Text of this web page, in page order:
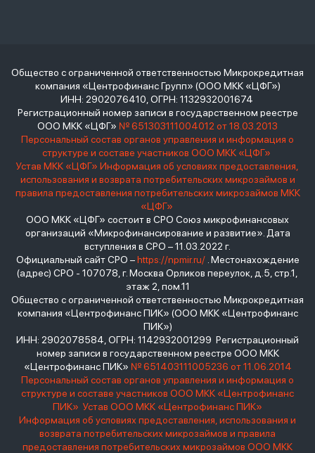
Общество с ограниченной ответственностью Микрокредитная
компания «Центрофинанс Групп» (ООО МКК «ЦФГ»)
ИНН: 2902076410, ОГРН: 1132932001674
Регистрационный номер записи в государственном реестре
ООО МКК «ЦФГ» № 651303111004012 от 18.03.2013
Персональный состав органов управления и информация о
структуре и составе участников ООО МКК «ЦФГ»
Устав МКК «ЦФГ» Информация об условиях предоставления,
использования и возврата потребительских микрозаймов и
правила предоставления потребительских микрозаймов МКК
«ЦФГ»
ООО МКК «ЦФГ» состоит в СРО Союз микрофинансовых
организаций «Микрофинансирование и развитие». Дата
вступления в СРО – 11.03.2022 г.
Официальный сайт СРО –https://npmir.ru/. Местонахождение
(адрес) СРО - 107078, г. Москва Орликов переулок, д.5, стр.1,
этаж 2, пом.11
Общество с ограниченной ответственностью Микрокредитная
компания «Центрофинанс ПИК» (ООО МКК «Центрофинанс
ПИК»)
ИНН: 2902078584, ОГРН: 1142932001299 Регистрационный
номер записи в государственном реестре ООО МКК
«Центрофинанс ПИК» № 651403111005236 от 11.06.2014
Персональный состав органов управления и информация о
структуре и составе участников ООО МКК «Центрофинанс
ПИК» Устав ООО МКК «Центрофинанс ПИК»
Информация об условиях предоставления, использования и
возврата потребительских микрозаймов и правила
предоставления потребительских микрозаймов ООО МКК